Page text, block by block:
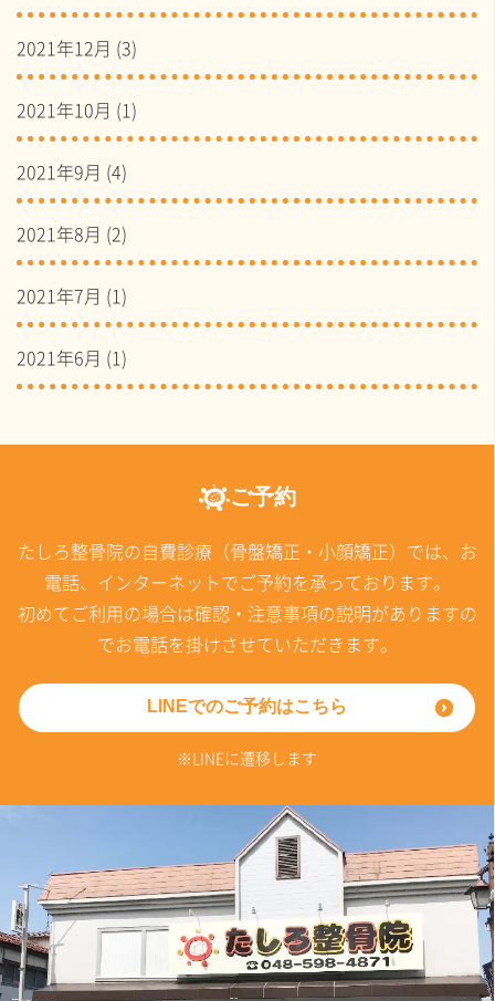
2021年12月 (3)
2021年10月 (1)
2021年9月 (4)
2021年8月 (2)
2021年7月 (1)
2021年6月 (1)
ご予約
たしろ整骨院の自費診療（骨盤矯正・小顔矯正）では、お
電話、インターネットでご予約を承っております。
初めてご利用の場合は確認・注意事項の説明がありますの
でお電話を掛けさせていただきます。
LINEでのご予約はこちら
※LINEに遷移します